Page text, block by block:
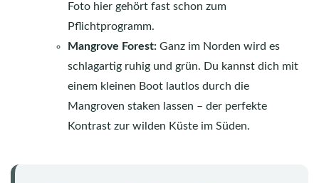
Foto hier gehört fast schon zum
Pflichtprogramm.
Mangrove Forest: Ganz im Norden wird es
schlagartig ruhig und grün. Du kannst dich mit
einem kleinen Boot lautlos durch die
Mangroven staken lassen – der perfekte
Kontrast zur wilden Küste im Süden.